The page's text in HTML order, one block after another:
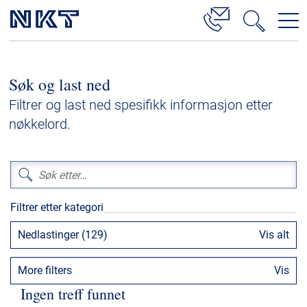
Høyspenningskabelløsninger
Kabelservice
Lavspenning
Høyspenningskabeltilbehør
Mellomspenningskabeltilbehør
Referanser
Nedlastinger
Søk og last ned
Filtrer og last ned spesifikk informasjon etter
nøkkelord.
Filtrer etter kategori
Nedlastinger (129) Vis alt
More filters Vis
Ingen treff funnet